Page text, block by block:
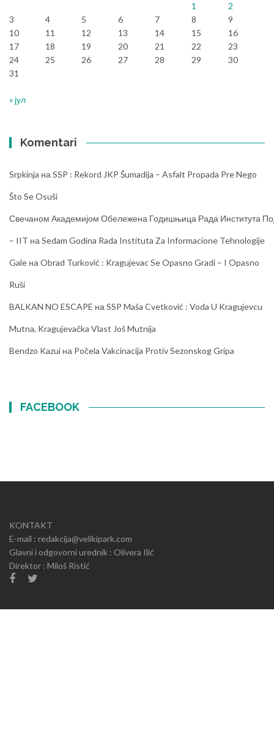
1
2
3
4 5 6 7 8
9
10
11 12 13 14 15
16
17
18 19 20 21 22
23
24
25 26 27 28 29
30
31
« јул
Komentari
Srpkinja на SSP : Rekord JKP Šumadija – Asfalt Propada Pre Nego
Što Se Osuši
Свечаном Академијом Обележена Годишњица Рада Института
– IIT на Sedam Godina Rada Instituta Za Informacione Tehnologije
Gale на Obrad Turković : Kragujevac Se Opasno Gradi – I Opasno
Ruši
BALKAN NO ESCAPE на SSP Maša Cvetković : Voda U Kragujevcu
Mutna, Kragujevačka Vlast Još Mutnija
Bendzo Kazui на Počela Vakcinacija Protiv Sezonskog Gripa
FACEBOOK
KONTAKT
E-mail : redakcija@velikipark.com
Glavni i odgovorni urednik : Olivera Ilić
Direktor : Miloš Ristić